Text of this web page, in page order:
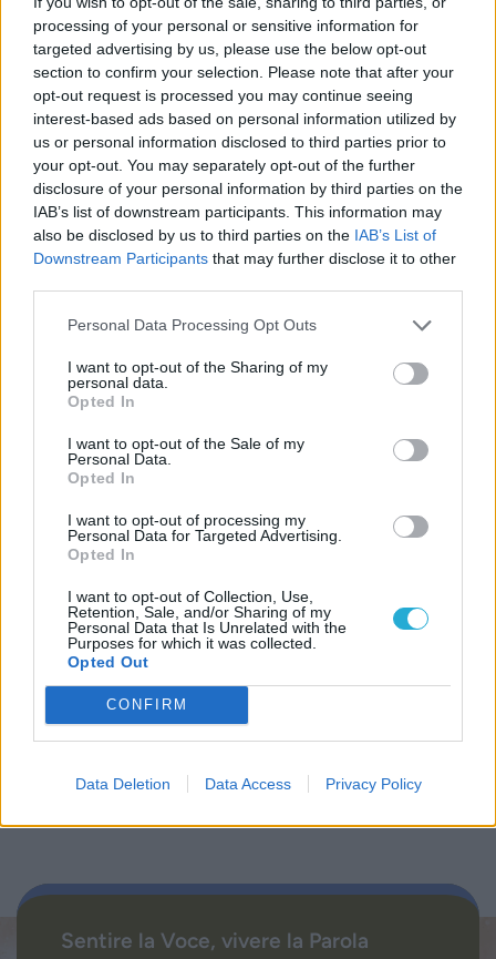
processing of your personal or sensitive information for
targeted advertising by us, please use the below opt-out
section to confirm your selection. Please note that after your
opt-out request is processed you may continue seeing
interest-based ads based on personal information utilized by
us or personal information disclosed to third parties prior to
your opt-out. You may separately opt-out of the further
disclosure of your personal information by third parties on the
IAB’s list of downstream participants. This information may
also be disclosed by us to third parties on the IAB’s List of
Downstream Participants that may further disclose it to other
Personal Data Processing Opt Outs
I want to opt-out of the Sharing of my
personal data.
Opted In
I want to opt-out of the Sale of my
Personal Data.
Opted In
I want to opt-out of processing my
Personal Data for Targeted Advertising.
Opted In
I want to opt-out of Collection, Use,
Retention, Sale, and/or Sharing of my
Personal Data that Is Unrelated with the
Purposes for which it was collected.
Opted Out
CONFIRM
Data Deletion Data Access Privacy Policy
Parole e Vita
Pubblicazioni
Vocazione
LITURGIA DELLA PAROLA
ISCRIVITI ALLA NEWSLETTER
Biblioteca
Progetti
Istituto
Procedendo accetti la privacy policy
Sentire la Voce, vivere la Parola